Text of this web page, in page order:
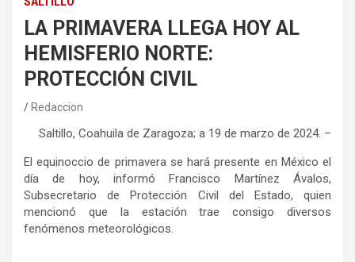
LA PRIMAVERA LLEGA HOY AL
HEMISFERIO NORTE:
PROTECCIÓN CIVIL
Redaccion
Saltillo, Coahuila de Zaragoza; a 19 de marzo de 2024. –
El equinoccio de primavera se hará presente en México el
día de hoy, informó Francisco Martínez Ávalos,
Subsecretario de Protección Civil del Estado, quien
mencionó que la estación trae consigo diversos
fenómenos meteorológicos.